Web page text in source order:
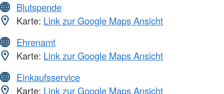
Blutspende
Karte: Link zur Google Maps Ansicht
Ehrenamt
Karte: Link zur Google Maps Ansicht
Einkaufsservice
Karte: Link zur Google Maps Ansicht